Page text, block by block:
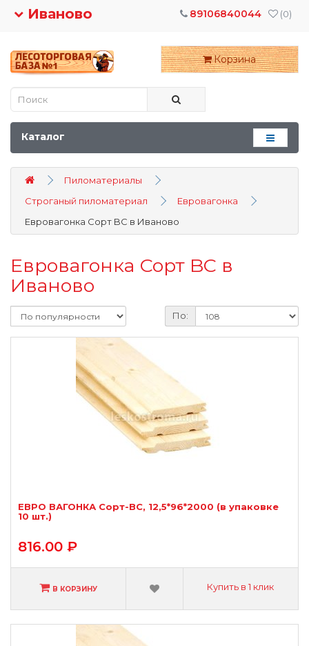
Иваново (0)
89106840044
Корзина
Каталог
Пиломатериалы
Строганый пиломатериал
Евровагонка
Евровагонка Сорт BC в Иваново
Евровагонка Сорт BC в
Иваново
По:
ЕВРО ВАГОНКА Сорт-BС, 12,5*96*2000 (в упаковке
10 шт.)
816.00 ₽
В КОРЗИНУ Купить в 1 клик